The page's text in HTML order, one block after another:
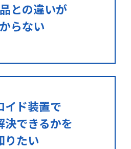
との違いが
らない
イド装置で
決できるかを
りたい